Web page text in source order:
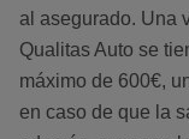
al asegurado. Una
Qualitas Auto se
máximo de 600€,
en caso de que la